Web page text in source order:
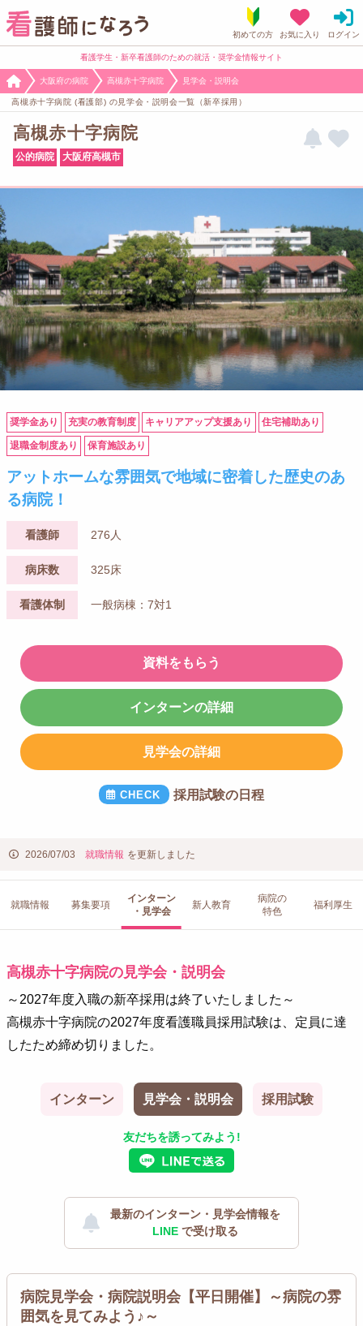
看護学生・新卒看護師のための就活・奨学金情報サイト
大阪府の病院 高槻赤十字病院 見学会・説明会
高槻赤十字病院 (看護部) の見学会・説明会一覧（新卒採用）
高槻赤十字病院
公的病院 大阪府高槻市
奨学金あり 充実の教育制度 キャリアアップ支援あり 住宅補助あり
退職金制度あり 保育施設あり
アットホームな雰囲気で地域に密着した歴史のあ
る病院！
看護師 276人
病床数 325床
看護体制 一般病棟：7対1
資料をもらう
インターンの詳細
見学会の詳細
採用試験の日程
2026/07/03 就職情報 を更新しました
就職情報 募集要項
インターン
・見学会
新人教育
病院の
特色
福利厚生
高槻赤十字病院の見学会・説明会
～2027年度入職の新卒採用は終了いたしました～
高槻赤十字病院の2027年度看護職員採用試験は、定員に達
したため締め切りました。
インターン 見学会・説明会 採用試験
友だちを誘ってみよう!
最新のインターン・見学会情報を
LINE で受け取る
病院見学会・病院説明会【平日開催】～病院の雰
囲気を見てみよう♪～